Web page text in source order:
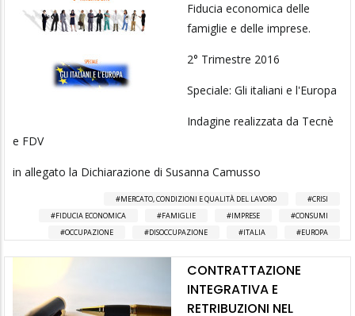
Fiducia economica delle
famiglie e delle imprese.
2° Trimestre 2016
Speciale: Gli italiani e l'Europa
Indagine realizzata da Tecnè
e FDV
in allegato la Dichiarazione di Susanna Camusso
MERCATO, CONDIZIONI E QUALITÀ DEL LAVORO
CRISI
FIDUCIA ECONOMICA
FAMIGLIE IMPRESE
CONSUMI
OCCUPAZIONE
DISOCCUPAZIONE ITALIA EUROPA
CONTRATTAZIONE
INTEGRATIVA E
RETRIBUZIONI NEL